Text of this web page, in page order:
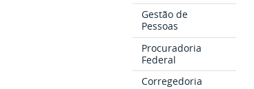
Gestão de
Pessoas
Procuradoria
Federal
Corregedoria